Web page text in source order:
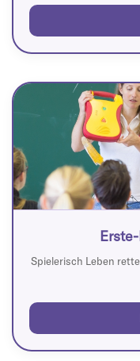
Spielerisch Leben